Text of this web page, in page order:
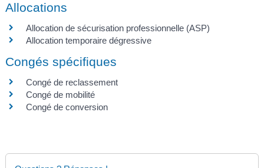
Allocations
Allocation de sécurisation professionnelle (ASP)
Allocation temporaire dégressive
Congés spécifiques
Congé de reclassement
Congé de mobilité
Congé de conversion